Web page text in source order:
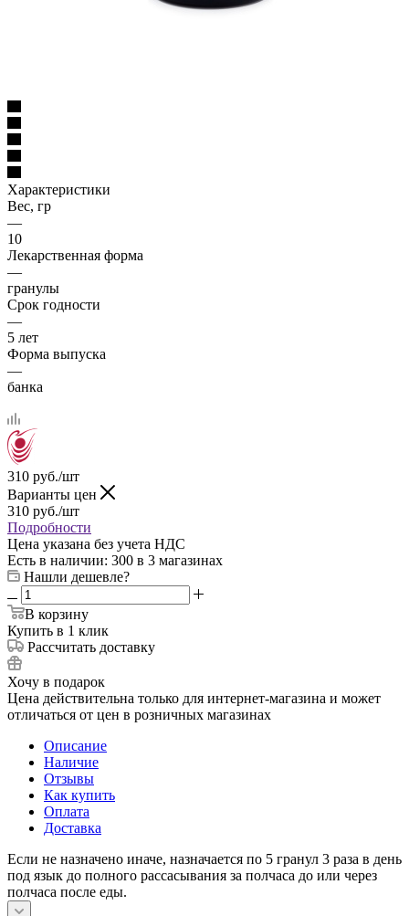
Характеристики
Вес, гр
—
10
Лекарственная форма
—
гранулы
Срок годности
—
5 лет
Форма выпуска
—
банка
310 руб./шт
Варианты цен
310 руб./шт
Подробности
Цена указана без учета НДС
Есть в наличии: 300 в 3 магазинах
Нашли дешевле?
В корзину
Купить в 1 клик
Рассчитать доставку
Хочу в подарок
Цена действительна только для интернет-магазина и может
отличаться от цен в розничных магазинах
Описание
Наличие
Отзывы
Как купить
Оплата
Доставка
Если не назначено иначе, назначается по 5 гранул 3 раза в день
под язык до полного рассасывания за полчаса до или через
полчаса после еды.